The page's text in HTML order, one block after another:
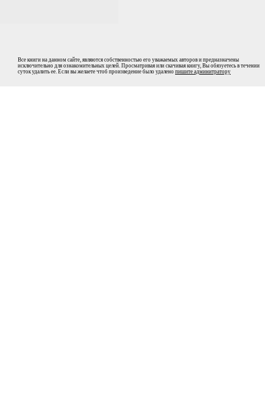
Все книги на данном сайте, являются собственностью его уважаемых авторов и предназначены
исключительно для ознакомительных целей. Просматривая или скачивая книгу, Вы обязуетесь в течении
суток удалить ее. Если вы желаете чтоб произведение было удалено пишите админитратору